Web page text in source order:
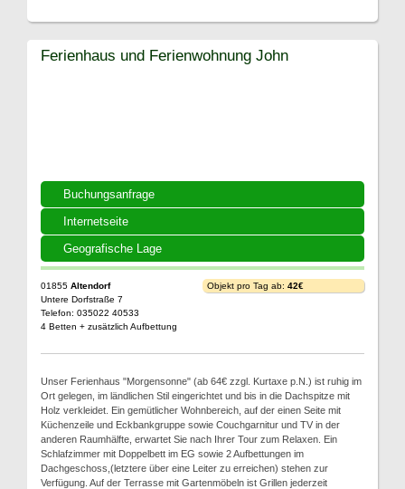
Buchungsanfrage
Internetseite
Geografische Lage
Ferienhaus und Ferienwohnung John
01855 Altendorf
Untere Dorfstraße 7
Telefon: 035022 40533
4 Betten + zusätzlich Aufbettung
Objekt pro Tag ab: 42€
Unser Ferienhaus "Morgensonne" (ab 64€ zzgl. Kurtaxe p.N.) ist ruhig im
Ort gelegen, im ländlichen Stil eingerichtet und bis in die Dachspitze mit
Holz verkleidet. Ein gemütlicher Wohnbereich, auf der einen Seite mit
Küchenzeile und Eckbankgruppe sowie Couchgarnitur und TV in der
anderen Raumhälfte, erwartet Sie nach Ihrer Tour zum Relaxen. Ein
Schlafzimmer mit Doppelbett im EG sowie 2 Aufbettungen im
Dachgeschoss,(letztere über eine Leiter zu erreichen) stehen zur
Verfügung. Auf der Terrasse mit Gartenmöbeln ist Grillen jederzeit